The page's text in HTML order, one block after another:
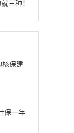
三种！
核保建
保一年